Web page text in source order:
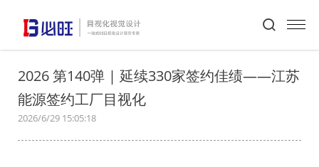
首页 > 必旺动态 > 新闻详情
2026 第140弹 | 延续330家签约佳绩——江苏
能源签约工厂目视化
2026/6/29 15:05:18